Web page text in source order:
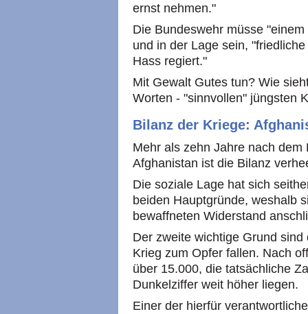
ernst nehmen."
Die Bundeswehr müsse "einem
und in der Lage sein,
Hass regiert."
Mit Gewalt Gutes tun? Wie
Worten - "sinnvollen" jüngsten
Bilanz der Kriege:
Mehr als zehn Jahre nach
Afghanistan ist die Bilanz
Die soziale Lage hat sich
beiden Hauptgründe, weshalb
bewaffneten Widerstand
Der zweite wichtige Grund
Krieg zum Opfer fallen. Nach
über 15.000, die tatsächliche
Dunkelziffer weit höher liegen.
Einer der hierfür